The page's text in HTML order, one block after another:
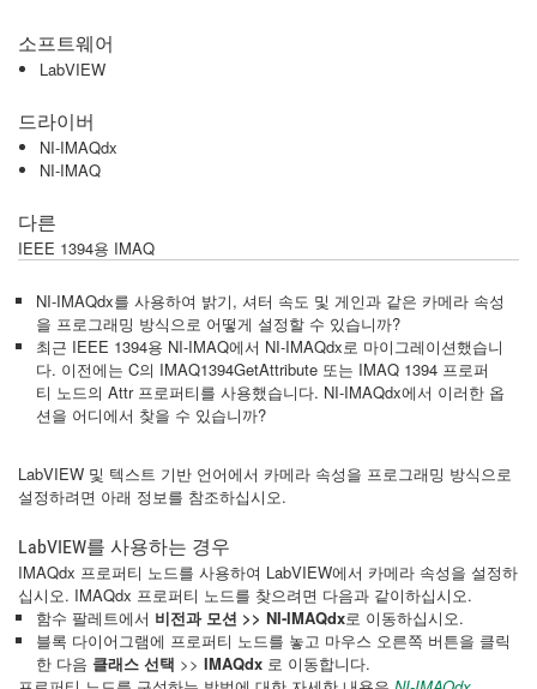
소프트웨어
LabVIEW
드라이버
NI-IMAQdx
NI-IMAQ
다른
IEEE 1394용 IMAQ
NI-IMAQdx를 사용하여 밝기, 셔터 속도 및 게인과 같은 카메라 속성
을 프로그래밍 방식으로 어떻게 설정할 수 있습니까?
최근 IEEE 1394용 NI-IMAQ에서 NI-IMAQdx로 마이그레이션했습니
다. 이전에는 C의 IMAQ1394GetAttribute 또는 IMAQ 1394 프로퍼
티 노드의 Attr 프로퍼티를 사용했습니다. NI-IMAQdx에서 이러한 옵
션을 어디에서 찾을 수 있습니까?
LabVIEW 및 텍스트 기반 언어에서 카메라 속성을 프로그래밍 방식으로
설정하려면 아래 정보를 참조하십시오.
LabVIEW를 사용하는 경우
IMAQdx 프로퍼티 노드를 사용하여 LabVIEW에서 카메라 속성을 설정하
십시오. IMAQdx 프로퍼티 노드를 찾으려면 다음과 같이하십시오.
함수 팔레트에서 비전과 모션 >> NI-IMAQdx로 이동하십시오.
블록 다이어그램에 프로퍼티 노드를 놓고 마우스 오른쪽 버튼을 클릭
한 다음 클래스 선택 >> IMAQdx 로 이동합니다.